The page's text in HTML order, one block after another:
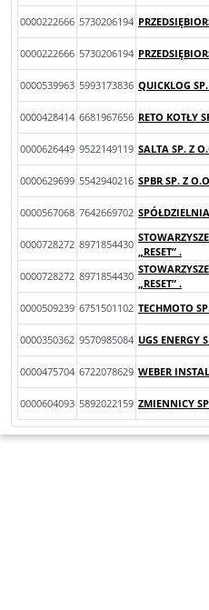
0000222666 5730206194
0000222666 5730206194
0000539963 5993173836 QUICKLOG
0000428414 6681967656 RETO KOTŁY
0000626449 9522149119 SALTA SP. Z
0000629699 5542940216 SPBR SP. Z
0000567068 7642669702
0000728272 8971854430
„RESET” .
0000728272 8971854430
„RESET” .
0000509239 6751501102 TECHMOTO
0000350362 9570985084 UGS ENERGY
0000475704 6722078629 WEBER
0000604093 5892022159 ZMIENNICY